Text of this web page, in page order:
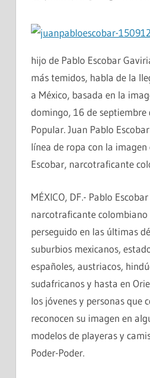
hijo de Pablo Escobar
más temidos, habla de la
a México, basada en la
domingo, 16 de septiembre
Popular. Juan Pablo
línea de ropa con la imagen
Escobar, narcotraficante
MÉXICO, DF.- Pablo
narcotraficante
perseguido en las últimas
suburbios mexicanos,
españoles, austriacos,
sudafricanos y hasta en
los jóvenes y personas que
reconocen su imagen en
modelos de playeras y
Poder-Poder.